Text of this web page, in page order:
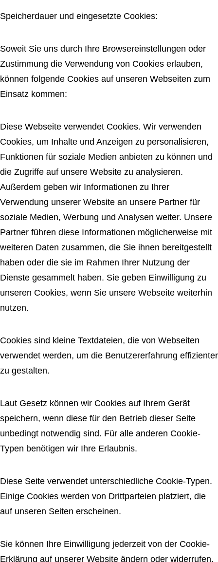
Speicherdauer und eingesetzte Cookies:
Soweit Sie uns durch Ihre Browsereinstellungen oder
Zustimmung die Verwendung von Cookies erlauben,
können folgende Cookies auf unseren Webseiten zum
Einsatz kommen:
Diese Webseite verwendet Cookies. Wir verwenden
Cookies, um Inhalte und Anzeigen zu personalisieren,
Funktionen für soziale Medien anbieten zu können und
die Zugriffe auf unsere Website zu analysieren.
Außerdem geben wir Informationen zu Ihrer
Verwendung unserer Website an unsere Partner für
soziale Medien, Werbung und Analysen weiter. Unsere
Partner führen diese Informationen möglicherweise mit
weiteren Daten zusammen, die Sie ihnen bereitgestellt
haben oder die sie im Rahmen Ihrer Nutzung der
Dienste gesammelt haben. Sie geben Einwilligung zu
unseren Cookies, wenn Sie unsere Webseite weiterhin
nutzen.
Cookies sind kleine Textdateien, die von Webseiten
verwendet werden, um die Benutzererfahrung effizienter
zu gestalten.
Laut Gesetz können wir Cookies auf Ihrem Gerät
speichern, wenn diese für den Betrieb dieser Seite
unbedingt notwendig sind. Für alle anderen Cookie-
Typen benötigen wir Ihre Erlaubnis.
Diese Seite verwendet unterschiedliche Cookie-Typen.
Einige Cookies werden von Drittparteien platziert, die
auf unseren Seiten erscheinen.
Sie können Ihre Einwilligung jederzeit von der Cookie-
Erklärung auf unserer Website ändern oder widerrufen.